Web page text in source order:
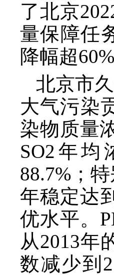
了北京
量保障任
降幅超
北京市
大气污染
染物质量
SO2年均
88.7%；
年稳定达
优水平。
从2013年
数减少到